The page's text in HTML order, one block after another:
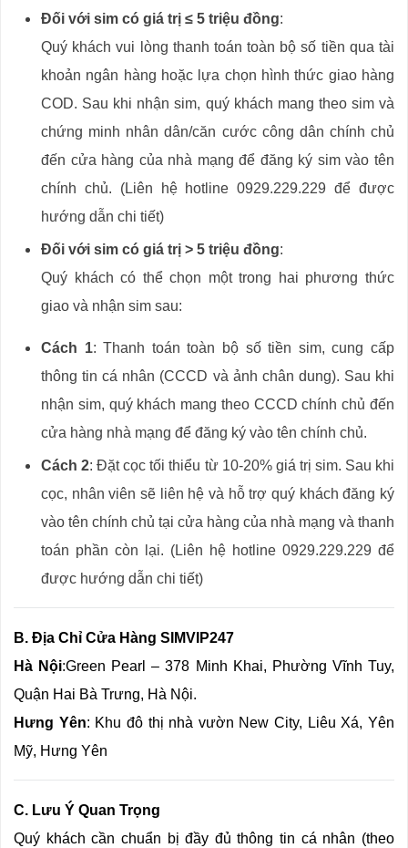
Đối với sim có giá trị ≤ 5 triệu đồng:
Quý khách vui lòng thanh toán toàn bộ số tiền qua tài
khoản ngân hàng hoặc lựa chọn hình thức giao hàng
COD. Sau khi nhận sim, quý khách mang theo sim và
chứng minh nhân dân/căn cước công dân chính chủ
đến cửa hàng của nhà mạng để đăng ký sim vào tên
chính chủ. (Liên hệ hotline 0929.229.229 để được
hướng dẫn chi tiết)
Đối với sim có giá trị > 5 triệu đồng:
Quý khách có thể chọn một trong hai phương thức
giao và nhận sim sau:
Cách 1: Thanh toán toàn bộ số tiền sim, cung cấp
thông tin cá nhân (CCCD và ảnh chân dung). Sau khi
nhận sim, quý khách mang theo CCCD chính chủ đến
cửa hàng nhà mạng để đăng ký vào tên chính chủ.
Cách 2: Đặt cọc tối thiểu từ 10-20% giá trị sim. Sau khi
cọc, nhân viên sẽ liên hệ và hỗ trợ quý khách đăng ký
vào tên chính chủ tại cửa hàng của nhà mạng và thanh
toán phần còn lại. (Liên hệ hotline 0929.229.229 để
được hướng dẫn chi tiết)
B. Địa Chỉ Cửa Hàng SIMVIP247
Hà Nội:Green Pearl – 378 Minh Khai, Phường Vĩnh Tuy,
Quận Hai Bà Trưng, Hà Nội.
Hưng Yên: Khu đô thị nhà vườn New City, Liêu Xá, Yên
Mỹ, Hưng Yên
C. Lưu Ý Quan Trọng
Quý khách cần chuẩn bị đầy đủ thông tin cá nhân (theo